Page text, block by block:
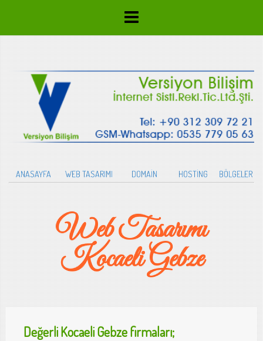
ANASAYFA WEB TASARIMI DOMAİN HOSTİNG BÖLGELER
Web Tasarımı
Kocaeli Gebze
DeğerliKocaeli Gebzefirmaları;